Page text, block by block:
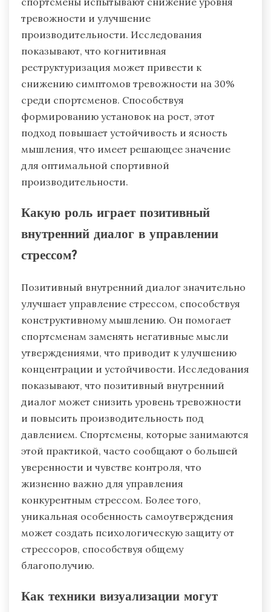
тревожности и улучшение
производительности. Исследования
показывают, что когнитивная
реструктуризация может привести к
снижению симптомов тревожности на 30%
среди спортсменов. Способствуя
формированию установок на рост, этот
подход повышает устойчивость и ясность
мышления, что имеет решающее значение
для оптимальной спортивной
производительности.
Какую роль играет позитивный
внутренний диалог в управлении
стрессом?
Позитивный внутренний диалог значительно
улучшает управление стрессом, способствуя
конструктивному мышлению. Он помогает
спортсменам заменять негативные мысли
утверждениями, что приводит к улучшению
концентрации и устойчивости. Исследования
показывают, что позитивный внутренний
диалог может снизить уровень тревожности
и повысить производительность под
давлением. Спортсмены, которые занимаются
этой практикой, часто сообщают о большей
уверенности и чувстве контроля, что
жизненно важно для управления
конкурентным стрессом. Более того,
уникальная особенность самоутверждения
может создать психологическую защиту от
стрессоров, способствуя общему
благополучию.
Как техники визуализации могут